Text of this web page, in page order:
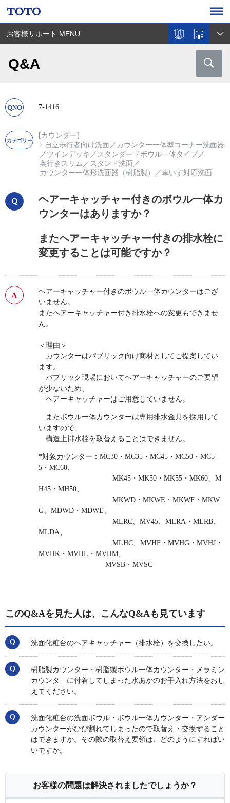
お客様サポート MENU
Q&A
7-1416
[カウンター]
自立歩行者向け洗面 ／ カウンター一体型コーナー洗面器
／ ツインデッキ ／ スタンダードボウル一体タイプ／
奥行きスリム ／ スタンド洗面 ／
カウンター一体形洗面器（樹脂製）
／車いす対応洗面
ヘアーキャッチャー付きのボウル一体カ
ウンターはありますか？
またヘアーキャッチャー付きの排水栓に
変更することは可能ですか？
ヘアーキャッチャー付きのボウル一体カウンターはござ
いません。
またヘアーキャッチャー付き排水栓への変更もできませ
ん。
＜理由＞
カウンターはパブリック向け商材としてご提案してい
ます。
パブリック現場においてヘアーキャッチャーのご要望
が少ないため、
ヘアーキャッチャーはご用意していません。
またボウル一体カウンターは専用排水金具を採用して
いますので、
構造上排水栓を取替えることはできません。
*対象カウンター：MC30・MC35・MC45・MC50・MC5
5・MC60、
MK45・MK50・MK55・MK60、M
H45・MH50、
MKWD・MKWE・MKWF・MKW
G、MDWD・MDWE、
MLRC、MV45、MLRA・MLRB、
MLDA、
MLHC、MVHF・MVHG・MVHJ・
MVHK・MVHL・MVHM、
MVSB・MVSC
このQ&Aを見た人は、こんなQ&Aも見ています
洗面化粧台のヘアキャッチャー（排水栓）を交換したい。
樹脂製カウンター・樹脂製ボウル一体カウンター・メラミン
カウンタ―に付着してしまった水あかのお手入れ方法をおし
えてください。
洗面化粧台の洗面ボウル・ボウル一体カウンター・アンダー
カウンターがひび割れてしまったので取替え・交換すること
はできますか。その際の取替え要領は、どのようにすればい
いですか。
お客様の問題は解決されましたでしょうか？